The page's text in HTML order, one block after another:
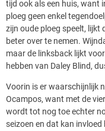
tijd ook als een huis, want
ploeg geen enkel
zijn oude ploeg speelt, lijkt
beter over te nemen.
maar de linksback lijkt
hebben van Daley Blind,
Voorin is er waarschijnlijk
Ocampos, want met de
wordt tot nog toe echter
seizoen en dat kan